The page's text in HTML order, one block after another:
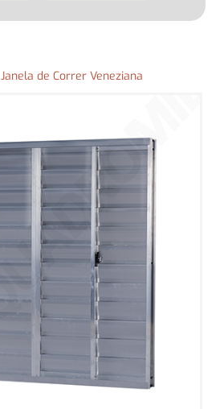
Janela de Correr Veneziana